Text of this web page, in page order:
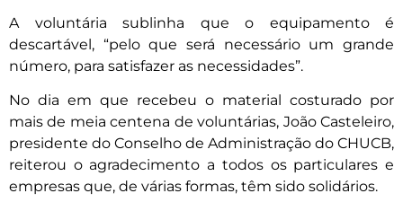
A voluntária sublinha que o equipamento é
descartável, “pelo que será necessário um grande
número, para satisfazer as necessidades”.
No dia em que recebeu o material costurado por
mais de meia centena de voluntárias, João Casteleiro,
presidente do Conselho de Administração do CHUCB,
reiterou o agradecimento a todos os particulares e
empresas que, de várias formas, têm sido solidários.